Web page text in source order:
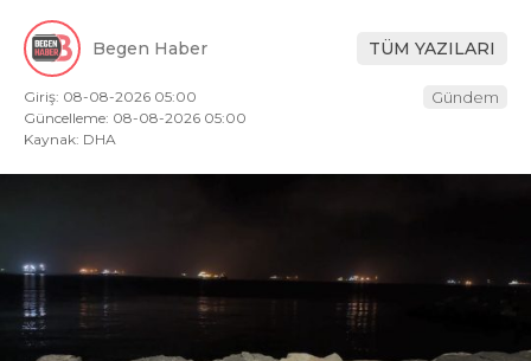
Begen Haber TÜM YAZILARI
Giriş: 08-08-2026 05:00
Güncelleme: 08-08-2026 05:00
Kaynak: DHA
Gündem